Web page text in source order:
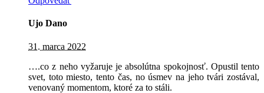
Ujo Dano
31. marca 2022
….co z neho vyžaruje je absolútna spokojnosť. Opustil tento
svet, toto miesto, tento čas, no úsmev na jeho tvári zostával,
venovaný momentom, ktoré za to stáli.